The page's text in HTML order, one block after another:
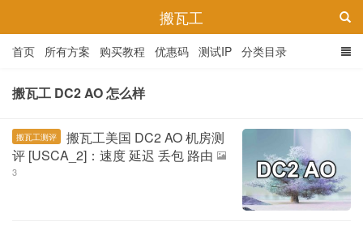
搬瓦工
首页 所有方案 购买教程 优惠码 测试IP 分类目录
搬瓦工 DC2 AO 怎么样
搬瓦工测评
搬瓦工美国 DC2 AO 机房测
评 [USCA_2]：速度 延迟 丢包 路由
3